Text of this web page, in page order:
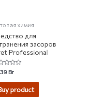
химия
для
засоров
Professional
Br
product